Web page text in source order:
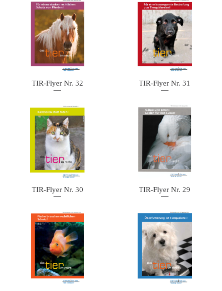
TIR-Flyer Nr. 32 TIR-Flyer Nr. 31
TIR-Flyer Nr. 30 TIR-Flyer Nr. 29